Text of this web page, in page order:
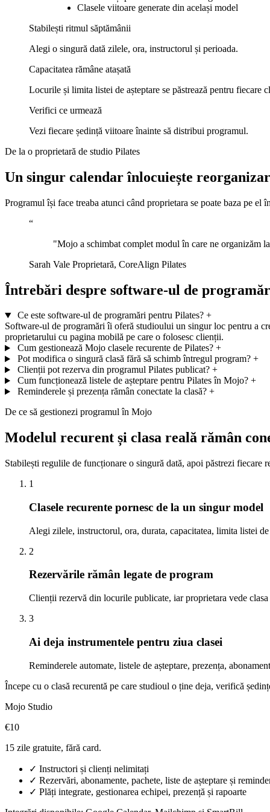
Clasele viitoare generate din același model
Stabilești ritmul săptămânii
Alegi o singură dată zilele, ora, instructorul și perioada.
Capacitatea rămâne atașată
Locurile și limita listei de așteptare se păstrează pentru fiecare
Verifici ce urmează
Vezi fiecare ședință viitoare înainte să distribui programul.
De la o proprietară de studio Pilates
Un singur calendar înlocuiește
Programul își face treaba atunci când proprietara se poate baza pe el
“
"Mojo a schimbat complet modul în care ne organizăm
Sarah Vale Proprietară, CoreAlign Pilates
Întrebări despre software-ul de
Ce este software-ul de programări pentru Pilates? +
Software-ul de programări îi oferă studioului un singur loc pentru a
proprietarului cu pagina mobilă pe care o folosesc clienții.
Cum gestionează Mojo clasele recurente de Pilates? +
Pot modifica o singură clasă fără să schimb întregul program? +
Clienții pot rezerva din programul Pilates publicat? +
Cum funcționează listele de așteptare pentru Pilates în Mojo? +
Reminderele și prezența rămân conectate la clasă? +
De ce să gestionezi programul în Mojo
Modelul recurent și clasa reală rămân
Stabilești regulile de funcționare o singură dată, apoi păstrezi fiecare
1
Clasele recurente pornesc de la un singur model
Alegi zilele, instructorul, ora, durata, capacitatea, limita listei
2
Rezervările rămân legate de program
Clienții rezervă din locurile publicate, iar proprietara vede
3
Ai deja instrumentele pentru ziua clasei
Reminderele automate, listele de așteptare, prezența,
Începe cu o clasă recurentă pe care studioul o ține deja, verifică
Mojo Studio
€10
15 zile gratuite, fără card.
✓ Instructori și clienți nelimitați
✓ Rezervări, abonamente, pachete, liste de așteptare și
✓ Plăți integrate, gestionarea echipei, prezență și rapoarte